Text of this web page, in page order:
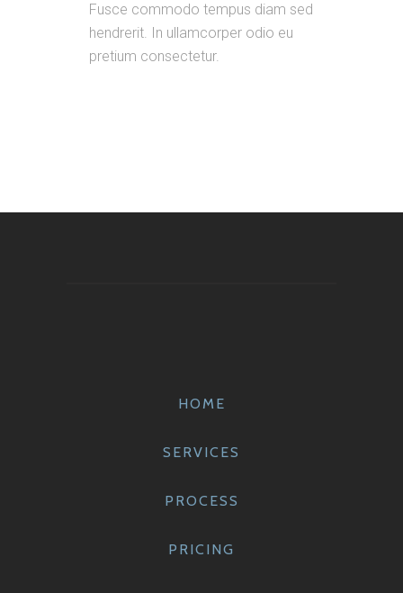
Fusce commodo tempus diam sed
hendrerit. In ullamcorper odio eu
pretium consectetur.
HOME
SERVICES
PROCESS
PRICING